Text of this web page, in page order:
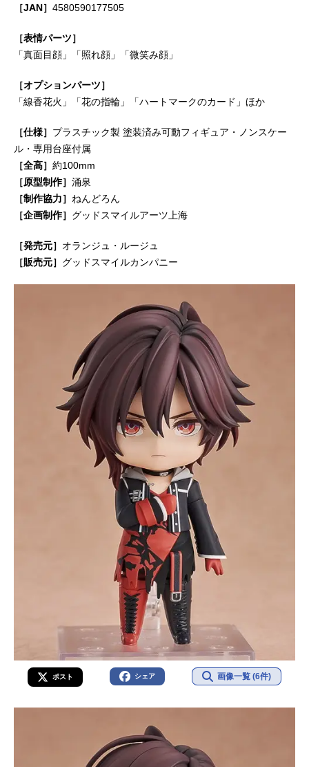
［JAN］ 4580590177505
［表情パーツ］
「真面目顔」「照れ顔」「微笑み顔」
［オプションパーツ］
「線香花火」「花の指輪」「ハートマークのカード」ほか
［仕様］ プラスチック製 塗装済み可動フィギュア・ノンスケー
ル・専用台座付属
［全高］ 約100mm
［原型制作］ 涌泉
［制作協力］ ねんどろん
［企画制作］ グッドスマイルアーツ上海
［発売元］ オランジュ・ルージュ
［販売元］ グッドスマイルカンパニー
ポスト シェア 画像一覧 (6件)